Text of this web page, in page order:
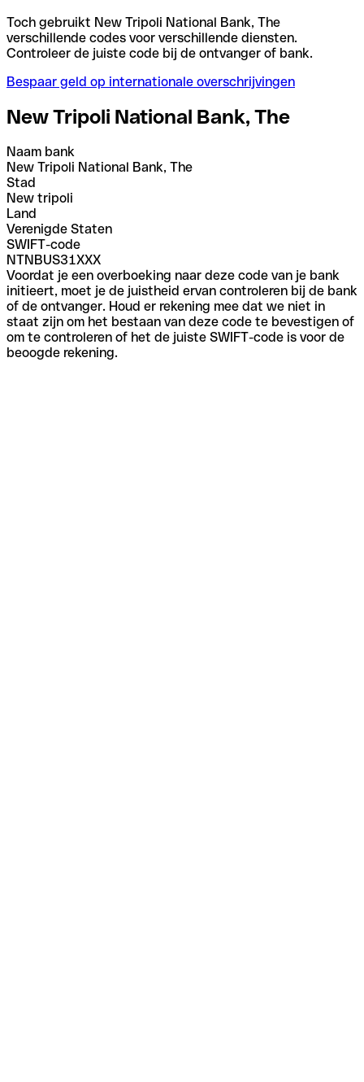
Toch gebruikt New Tripoli National Bank, The
verschillende codes voor verschillende diensten.
Controleer de juiste code bij de ontvanger of bank.
Bespaar geld op internationale overschrijvingen
New Tripoli National Bank, The
Naam bank
New Tripoli National Bank, The
Stad
New tripoli
Land
Verenigde Staten
SWIFT-code
NTNBUS31XXX
Voordat je een overboeking naar deze code van je bank
initieert, moet je de juistheid ervan controleren bij de bank
of de ontvanger. Houd er rekening mee dat we niet in
staat zijn om het bestaan van deze code te bevestigen of
om te controleren of het de juiste SWIFT-code is voor de
beoogde rekening.